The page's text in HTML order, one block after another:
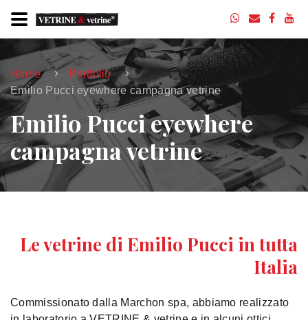
Home
Portfolio
Emilio Pucci eyewhere campagna vetrine
Emilio Pucci eyewhere
campagna vetrine
Le vetrine di Emilio Pucci in tutta
Italia
Commissionato dalla Marchon spa, abbiamo realizzato